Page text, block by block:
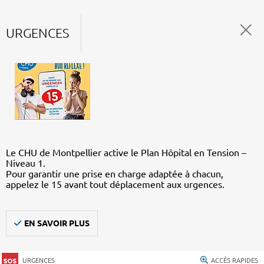
URGENCES
Le CHU de Montpellier active le Plan Hôpital en Tension –
Niveau 1.
Pour garantir une prise en charge adaptée à chacun,
appelez le 15 avant tout déplacement aux urgences.
EN SAVOIR PLUS
URGENCES ACCÈS RAPIDES